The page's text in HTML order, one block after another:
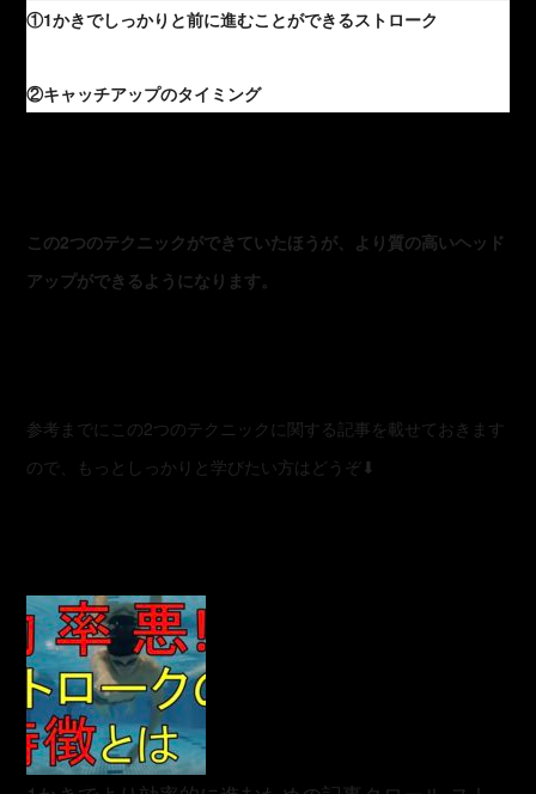
①1かきでしっかりと前に進むことができるストローク
②キャッチアップのタイミング
この2つのテクニックができていたほうが、より質の高いヘッド
アップができるようになります。
参考までにこの2つのテクニックに関する記事を載せておきます
ので、もっとしっかりと学びたい方はどうぞ⬇︎